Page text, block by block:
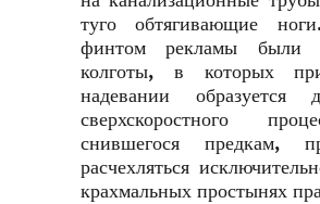
туго обтягивающие
финтом рекламы были
колготы, в которых
надевании образуется
сверхскоростного
снившегося предкам,
расчехляться
крахмальных простынях